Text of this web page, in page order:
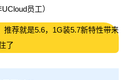
员工）
推荐就是5.6，1G装5.7新特性带来
了